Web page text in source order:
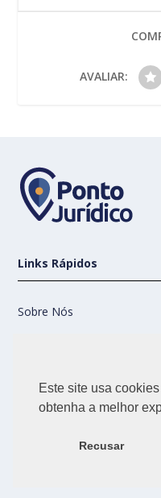
Este site usa
obtenha a melhor
Recusar
AVALIAR:
Links Rápidos
Sobre Nós
Nossas Redes